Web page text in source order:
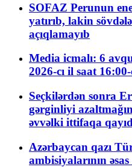
SOFAZ Perunun
yatırıb, lakin
açıqlamayıb
Media icmalı: 6
2026-cı il saat
Seçkilərdən sonra
gərginliyi
əvvəlki ittifaqa
Azərbaycan qazı
ambisiyalarının